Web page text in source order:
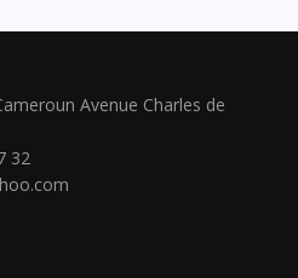
Avenue Charles de
32